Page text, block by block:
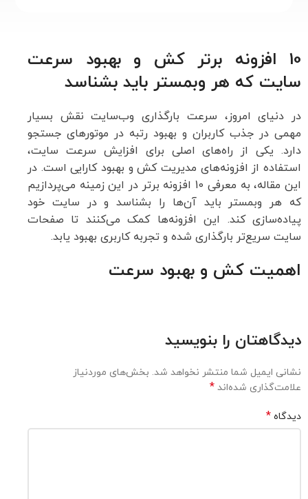
10 افزونه برتر کش و بهبود سرعت
سایت که هر وبمستر باید بشناسد
در دنیای امروز، سرعت بارگذاری وب‌سایت نقش بسیار
مهمی در جذب کاربران و بهبود رتبه در موتورهای جستجو
دارد. یکی از راه‌های اصلی برای افزایش سرعت سایت،
استفاده از افزونه‌های مدیریت کش و بهبود کارایی است. در
این مقاله، به معرفی 10 افزونه برتر در این زمینه می‌پردازیم
که هر وبمستر باید آن‌ها را بشناسد و در سایت خود
پیاده‌سازی کند. این افزونه‌ها کمک می‌کنند تا صفحات
سایت سریع‌تر بارگذاری شده و تجربه کاربری بهبود یابد.
اهمیت کش و بهبود سرعت
دیدگاهتان را بنویسید
نشانی ایمیل شما منتشر نخواهد شد. بخش‌های موردنیاز
علامت‌گذاری شده‌اند *
دیدگاه *